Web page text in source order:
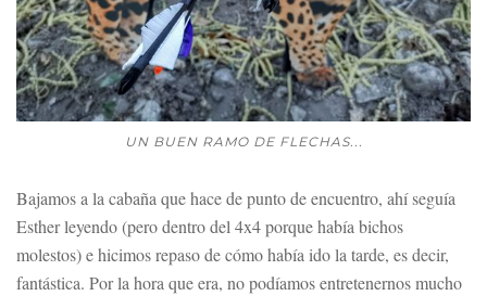
UN BUEN RAMO DE FLECHAS...
Bajamos a la cabaña que hace de punto de encuentro, ahí seguía
Esther leyendo (pero dentro del 4x4 porque había bichos
molestos) e hicimos repaso de cómo había ido la tarde, es decir,
fantástica. Por la hora que era, no podíamos entretenernos mucho